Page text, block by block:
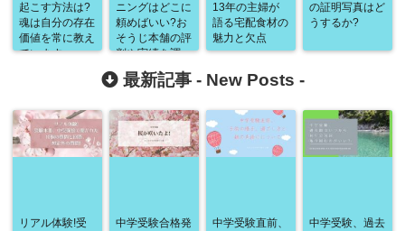
起こす方法は?
魂は自分の存在
価値を常に教え
ています
ニングはどこに
頼めばいい?お
そうじ本舗の評
判や実績を調べ
てみました
13年の主婦が
語る宅配食材の
魅力と欠点
の証明写真はど
うするか?
最新記事 - New Posts -
リアル体験!受
中学受験合格発
中学受験直前、
中学受験、過去